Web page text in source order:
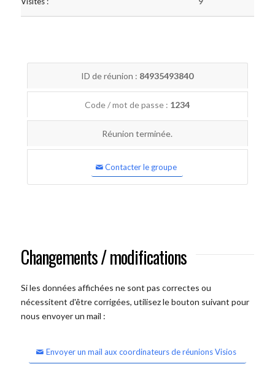
ID de réunion : 84935493840
Code / mot de passe : 1234
Réunion terminée.
Contacter le groupe
Changements / modifications
Si les données affichées ne sont pas correctes ou
nécessitent d'être corrigées, utilisez le bouton suivant pour
nous envoyer un mail :
Envoyer un mail aux coordinateurs de réunions Visios